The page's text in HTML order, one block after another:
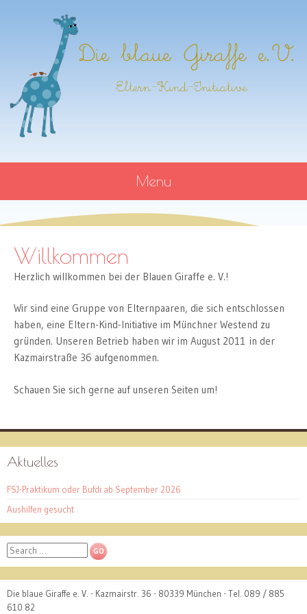
Die blaue Giraffe
e. V.
Eltern-Kind-Initiative
Menu
Willkommen
Herzlich willkommen bei der Blauen Giraffe e. V.!
Wir sind eine Gruppe von Elternpaaren, die sich entschlossen
haben, eine Eltern-Kind-Initiative im Münchner Westend zu
gründen. Unseren Betrieb haben wir im August 2011 in der
Kazmairstraße 36 aufgenommen.
Schauen Sie sich gerne auf unseren Seiten um!
Aktuelles
FSJ-Praktikum oder Bufdi ab September 2026
Aushilfen gesucht
Search
Die blaue Giraffe e. V. - Kazmairstr. 36 - 80339 München - Tel. 089 / 885
610 82